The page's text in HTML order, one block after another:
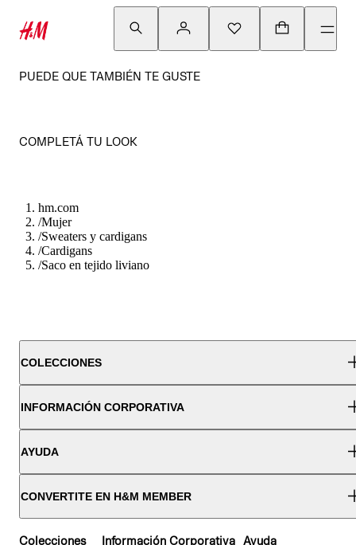
PUEDE QUE TAMBIÉN TE GUSTE
COMPLETÁ TU LOOK
hm.com
/Mujer
/Sweaters y cardigans
/Cardigans
/Saco en tejido liviano
COLECCIONES
INFORMACIÓN CORPORATIVA
AYUDA
CONVERTITE EN H&M MEMBER
Colecciones Información Corporativa Ayuda